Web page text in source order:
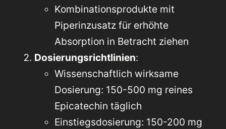
Kombinationsprodukte mit
Piperinzusatz für erhöhte
Absorption in Betracht ziehen
Dosierungsrichtlinien:
Wissenschaftlich wirksame
Dosierung: 150-500 mg reines
Epicatechin täglich
Einstiegsdosierung: 150-200 mg